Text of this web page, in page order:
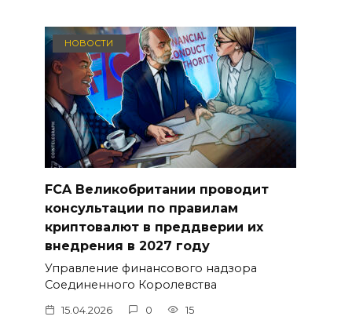
НОВОСТИ
FCA Великобритании проводит
консультации по правилам
криптовалют в преддверии их
внедрения в 2027 году
Управление финансового надзора
Соединенного Королевства
15.04.2026 0 15